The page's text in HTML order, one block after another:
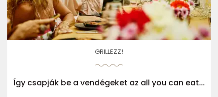
GRILLEZZ!
Így csapják be a vendégeket az all you can eat...